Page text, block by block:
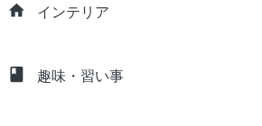
home インテリア
class 趣味・習い事